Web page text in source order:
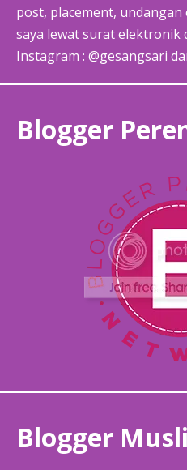
post, placement,
saya lewat surat elektronik
Instagram : @gesangsari
Blogger
Blogger